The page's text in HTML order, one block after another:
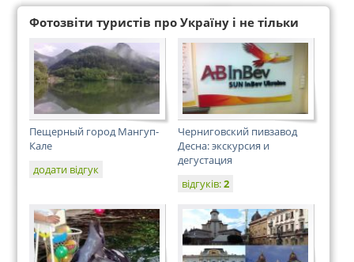
Фотозвіти туристів про Україну і не тільки
Пещерный город Мангуп-
Кале
додати відгук
Черниговский пивзавод
Десна: экскурсия и
дегустация
відгуків:2